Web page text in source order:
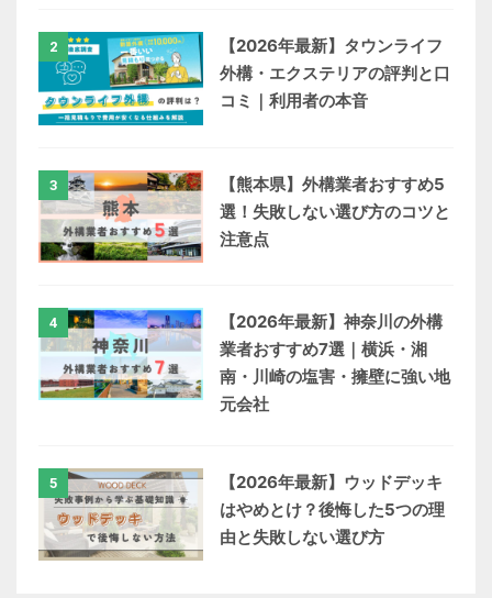
2
【2026年最新】タウンライフ
外構・エクステリアの評判と口
コミ｜利用者の本音
3
【熊本県】外構業者おすすめ5
選！失敗しない選び方のコツと
注意点
4
【2026年最新】神奈川の外構
業者おすすめ7選｜横浜・湘
南・川崎の塩害・擁壁に強い地
元会社
5
【2026年最新】ウッドデッキ
はやめとけ？後悔した5つの理
由と失敗しない選び方